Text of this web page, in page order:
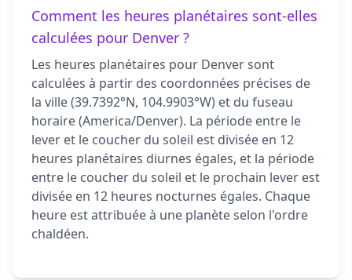
Comment les heures planétaires sont-elles
calculées pour Denver ?
Les heures planétaires pour Denver sont
calculées à partir des coordonnées précises de
la ville (39.7392°N, 104.9903°W) et du fuseau
horaire (America/Denver). La période entre le
lever et le coucher du soleil est divisée en 12
heures planétaires diurnes égales, et la période
entre le coucher du soleil et le prochain lever est
divisée en 12 heures nocturnes égales. Chaque
heure est attribuée à une planète selon l'ordre
chaldéen.